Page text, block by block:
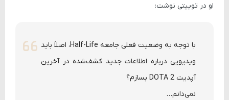
او در توییتی نوشت:
با توجه به وضعیت فعلی جامعه Half-Life، اصلاً باید
ویدیویی درباره اطلاعات جدید کشف‌شده در آخرین
آپدیت DOTA 2 بسازم؟
نمی‌دانم…